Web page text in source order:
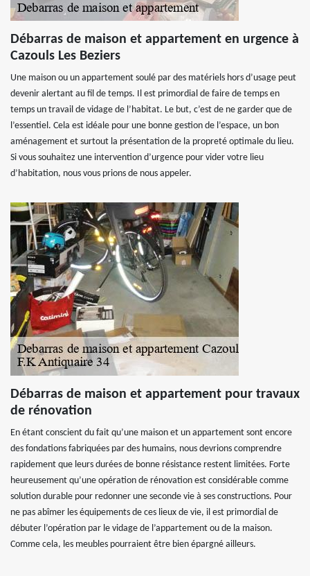
Débarras de maison et appartement en urgence à
Cazouls Les Beziers
Une maison ou un appartement soulé par des matériels hors d’usage peut
devenir alertant au fil de temps. Il est primordial de faire de temps en
temps un travail de vidage de l’habitat. Le but, c’est de ne garder que de
l’essentiel. Cela est idéale pour une bonne gestion de l’espace, un bon
aménagement et surtout la présentation de la propreté optimale du lieu.
Si vous souhaitez une intervention d’urgence pour vider votre lieu
d’habitation, nous vous prions de nous appeler.
Débarras de maison et appartement pour travaux
de rénovation
En étant conscient du fait qu’une maison et un appartement sont encore
des fondations fabriquées par des humains, nous devrions comprendre
rapidement que leurs durées de bonne résistance restent limitées. Forte
heureusement qu’une opération de rénovation est considérable comme
solution durable pour redonner une seconde vie à ses constructions. Pour
ne pas abîmer les équipements de ces lieux de vie, il est primordial de
débuter l’opération par le vidage de l’appartement ou de la maison.
Comme cela, les meubles pourraient être bien épargné ailleurs.